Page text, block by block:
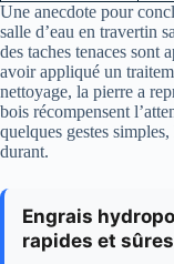
Une anecdote pour
salle d’eau en travertin
des taches tenaces sont
avoir appliqué un
nettoyage, la pierre a
bois récompensent
quelques gestes
durant.
Engrais
rapides et sûres